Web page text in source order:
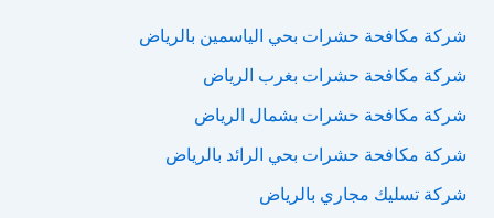
شركة مكافحة حشرات بحي الياسمين بالرياض
شركة مكافحة حشرات بغرب الرياض
شركة مكافحة حشرات بشمال الرياض
شركة مكافحة حشرات بحي الرائد بالرياض
شركة تسليك مجاري بالرياض